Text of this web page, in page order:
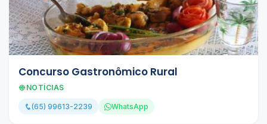
Concurso Gastronômico Rural
NOTÍCIAS
(65) 99613-2239 WhatsApp